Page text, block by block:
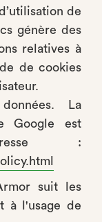
de
génère des
relatives à
de cookies
La
Google est
:
suit les
à l'usage de